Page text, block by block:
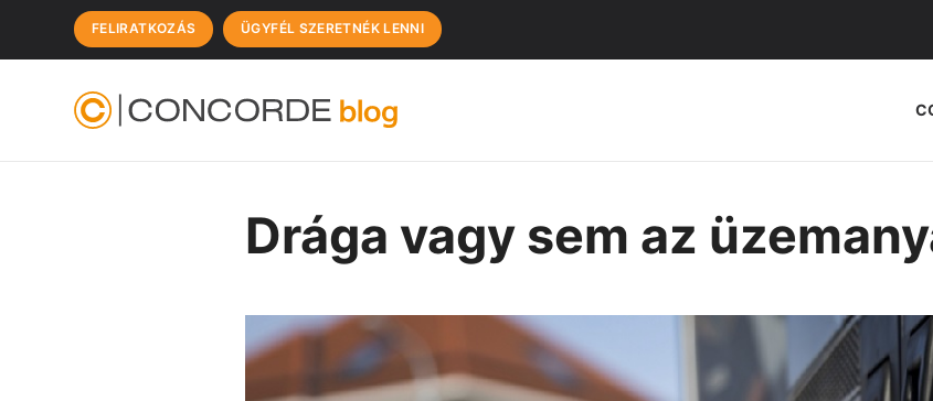
FELIRATKOZÁS ÜGYFÉL SZERETNÉK LENNI
Drága vagy sem az